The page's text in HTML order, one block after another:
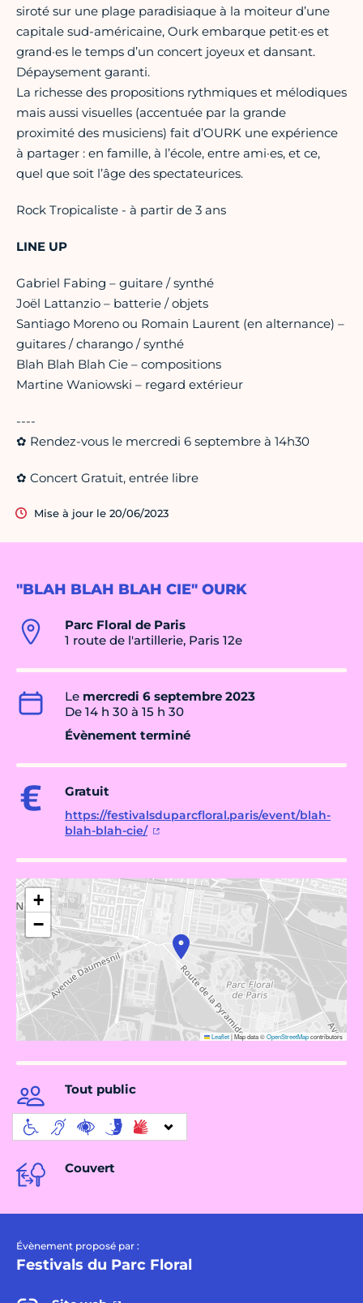
"BLAH BLAH BLAH CIE" OURK
Parc Floral de Paris
1 route de l'artillerie, Paris 12e
Le mercredi 6 septembre 2023
De 14 h 30 à 15 h 30
Évènement terminé
Gratuit
https://festivalsduparcfloral.paris/event/blah-
blah-blah-cie/
+
−
Leaflet|Map data ©OpenStreetMapcontributors
Tout public
Couvert
Évènement proposé par :
Festivals du Parc Floral
siroté sur une plage paradisiaque à la moiteur d’une
capitale sud-américaine, Ourk embarque petit·es et
grand·es le temps d’un concert joyeux et dansant.
Dépaysement garanti.
La richesse des propositions rythmiques et mélodiques
mais aussi visuelles (accentuée par la grande
proximité des musiciens) fait d’OURK une expérience
à partager : en famille, à l’école, entre ami·es, et ce,
quel que soit l’âge des spectateurices.
Rock Tropicaliste - à partir de 3 ans
LINE UP
Gabriel Fabing – guitare / synthé
Joël Lattanzio – batterie / objets
Santiago Moreno ou Romain Laurent (en alternance) –
guitares / charango / synthé
Blah Blah Blah Cie – compositions
Martine Waniowski – regard extérieur
----
✿ Rendez-vous le mercredi 6 septembre à 14h30
✿ Concert Gratuit, entrée libre
Mise à jour le 20/06/2023